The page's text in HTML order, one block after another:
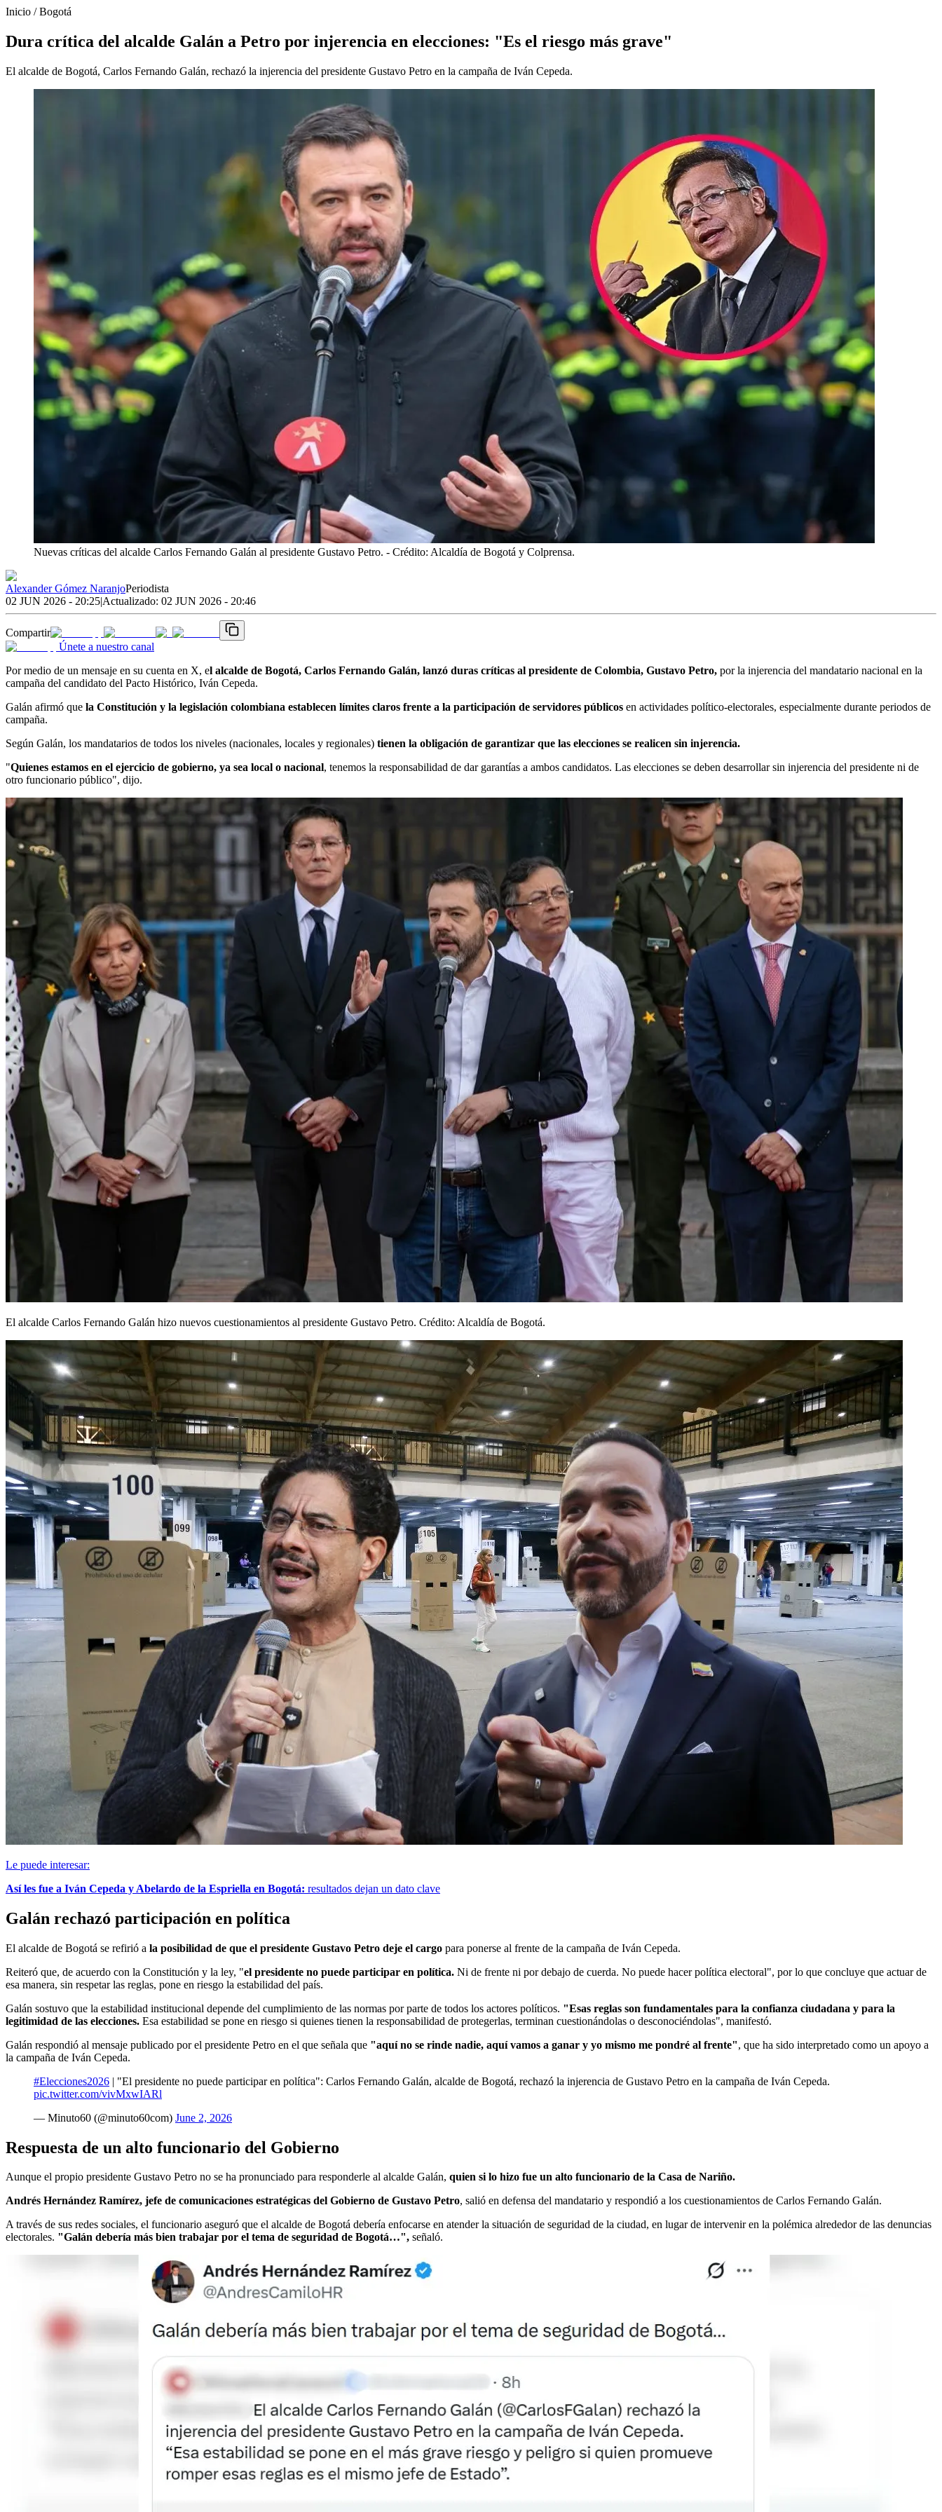
Inicio /Bogotá
Dura crítica del alcalde Galán a Petro por injerencia en elecciones: "Es el riesgo más grave"
El alcalde de Bogotá, Carlos Fernando Galán, rechazó la injerencia del presidente Gustavo Petro en la campaña de Iván Cepeda.
Nuevas críticas del alcalde Carlos Fernando Galán al presidente Gustavo Petro. - Crédito: Alcaldía de Bogotá y Colprensa.
Alexander Gómez NaranjoPeriodista
02 JUN 2026 - 20:25|Actualizado: 02 JUN 2026 - 20:46
Compartir
Únete a nuestro canal
Por medio de un mensaje en su cuenta en X, el alcalde de Bogotá, Carlos Fernando Galán, lanzó duras críticas al presidente de Colombia, Gustavo Petro, por la injerencia del mandatario nacional en la
campaña del candidato del Pacto Histórico, Iván Cepeda.
Galán afirmó que la Constitución y la legislación colombiana establecen límites claros frente a la participación de servidores públicos en actividades político-electorales, especialmente durante periodos de
campaña.
Según Galán, los mandatarios de todos los niveles (nacionales, locales y regionales) tienen la obligación de garantizar que las elecciones se realicen sin injerencia.
"Quienes estamos en el ejercicio de gobierno, ya sea local o nacional, tenemos la responsabilidad de dar garantías a ambos candidatos. Las elecciones se deben desarrollar sin injerencia del presidente ni de
otro funcionario público", dijo.
El alcalde Carlos Fernando Galán hizo nuevos cuestionamientos al presidente Gustavo Petro. Crédito: Alcaldía de Bogotá.
Le puede interesar:
Así les fue a Iván Cepeda y Abelardo de la Espriella en Bogotá: resultados dejan un dato clave
Galán rechazó participación en política
El alcalde de Bogotá se refirió a la posibilidad de que el presidente Gustavo Petro deje el cargo para ponerse al frente de la campaña de Iván Cepeda.
Reiteró que, de acuerdo con la Constitución y la ley, "el presidente no puede participar en política. Ni de frente ni por debajo de cuerda. No puede hacer política electoral", por lo que concluye que actuar de
esa manera, sin respetar las reglas, pone en riesgo la estabilidad del país.
Galán sostuvo que la estabilidad institucional depende del cumplimiento de las normas por parte de todos los actores políticos. "Esas reglas son fundamentales para la confianza ciudadana y para la
legitimidad de las elecciones. Esa estabilidad se pone en riesgo si quienes tienen la responsabilidad de protegerlas, terminan cuestionándolas o desconociéndolas", manifestó.
Galán respondió al mensaje publicado por el presidente Petro en el que señala que "aquí no se rinde nadie, aquí vamos a ganar y yo mismo me pondré al frente", que ha sido interpretado como un apoyo a
la campaña de Iván Cepeda.
#Elecciones2026 | "El presidente no puede participar en política": Carlos Fernando Galán, alcalde de Bogotá, rechazó la injerencia de Gustavo Petro en la campaña de Iván Cepeda.
pic.twitter.com/vivMxwIARl
— Minuto60 (@minuto60com) June 2, 2026
Respuesta de un alto funcionario del Gobierno
Aunque el propio presidente Gustavo Petro no se ha pronunciado para responderle al alcalde Galán, quien si lo hizo fue un alto funcionario de la Casa de Nariño.
Andrés Hernández Ramírez, jefe de comunicaciones estratégicas del Gobierno de Gustavo Petro, salió en defensa del mandatario y respondió a los cuestionamientos de Carlos Fernando Galán.
A través de sus redes sociales, el funcionario aseguró que el alcalde de Bogotá debería enfocarse en atender la situación de seguridad de la ciudad, en lugar de intervenir en la polémica alrededor de las denuncias
electorales. "Galán debería más bien trabajar por el tema de seguridad de Bogotá…", señaló.